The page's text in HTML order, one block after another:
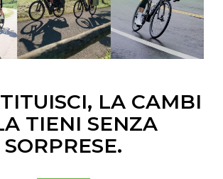
LA CAMBI
TIENI SENZA
SORPRESE.